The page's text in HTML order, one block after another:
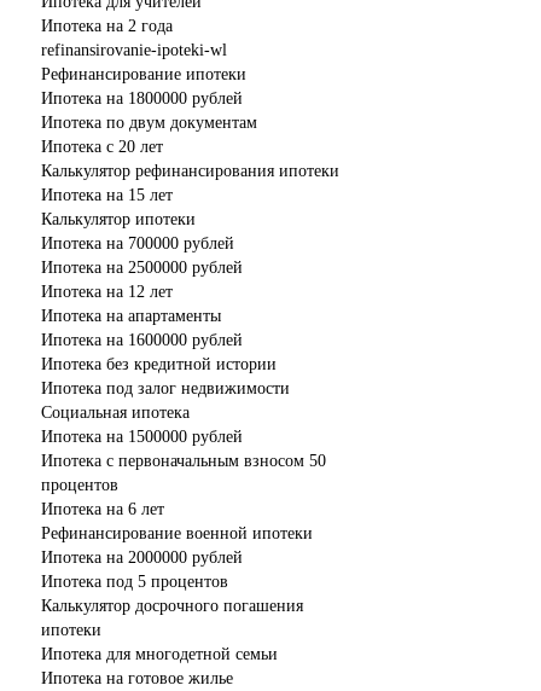
Ипотека на 2 года
refinansirovanie-ipoteki-wl
Рефинансирование ипотеки
Ипотека на 1800000 рублей
Ипотека по двум документам
Ипотека с 20 лет
Калькулятор рефинансирования ипотеки
Ипотека на 15 лет
Калькулятор ипотеки
Ипотека на 700000 рублей
Ипотека на 2500000 рублей
Ипотека на 12 лет
Ипотека на апартаменты
Ипотека на 1600000 рублей
Ипотека без кредитной истории
Ипотека под залог недвижимости
Социальная ипотека
Ипотека на 1500000 рублей
Ипотека с первоначальным взносом 50
процентов
Ипотека на 6 лет
Рефинансирование военной ипотеки
Ипотека на 2000000 рублей
Ипотека под 5 процентов
Калькулятор досрочного погашения
ипотеки
Ипотека для многодетной семьи
Ипотека на готовое жилье